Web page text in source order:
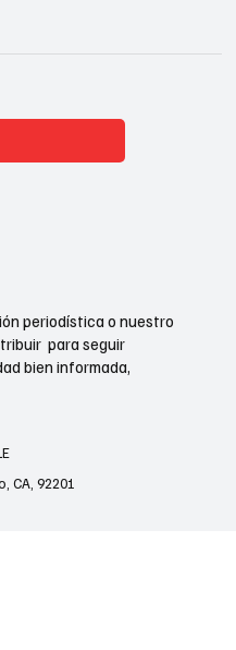
periodística o nuestro
para seguir
bien informada,
CA, 92201